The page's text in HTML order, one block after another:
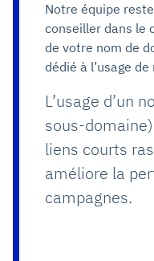
Notre équipe
conseiller dans le
de votre nom de
dédié à l’usage de
L’usage d’un
sous-
liens courts
améliore la
campagnes.